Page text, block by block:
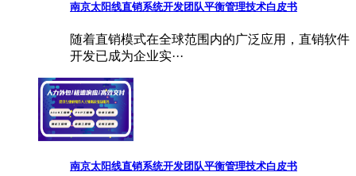
南京太阳线直销系统开发团队平衡管理技术白皮书
随着直销模式在全球范围内的广泛应用，直销软件
开发已成为企业实···
南京太阳线直销系统开发团队平衡管理技术白皮书